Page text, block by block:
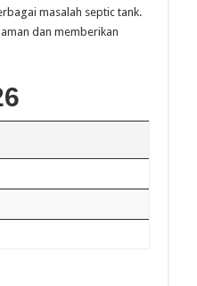
masalah septic tank.
dan memberikan